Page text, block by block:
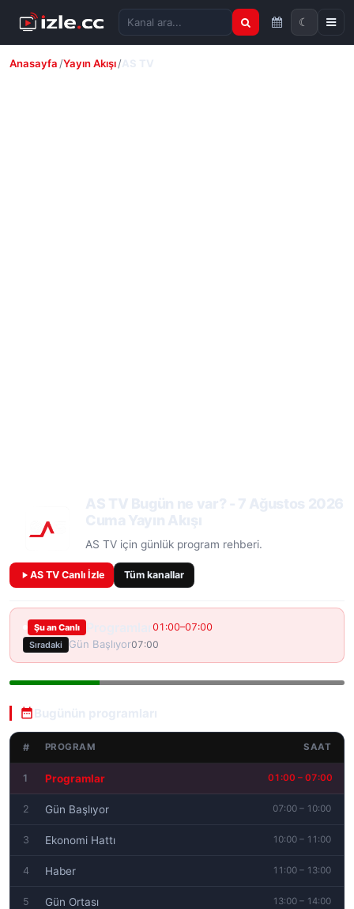
Kanal ara
☾
Anasayfa Yayın Akışı
AS TV için günlük program rehberi.
AS TV Canlı İzle Tüm kanallar
Şu an Canlı 01:00–07:00
Sıradaki Gün Başlıyor07:00
# PROGRAM SAAT
1 Programlar 01:00 – 07:00
2 Gün Başlıyor 07:00 – 10:00
3 Ekonomi Hattı 10:00 – 11:00
4 Haber 11:00 – 13:00
5 Gün Ortası 13:00 – 14:00